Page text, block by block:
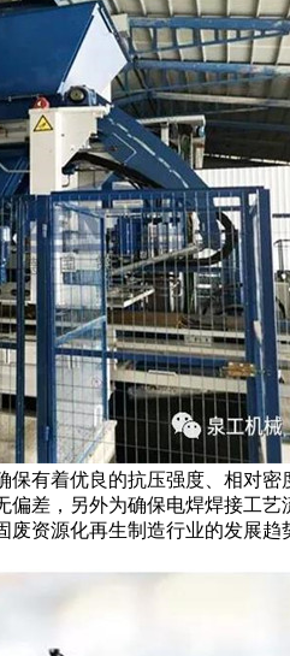
有着优良的抗压强度、相对
差，另外为确保电焊焊接工艺
资源化再生制造行业的发展